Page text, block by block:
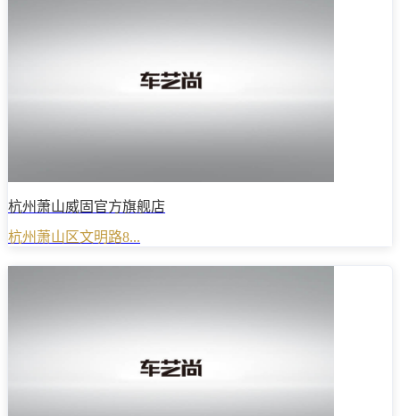
杭州萧山威固官方旗舰店
杭州萧山区文明路8...